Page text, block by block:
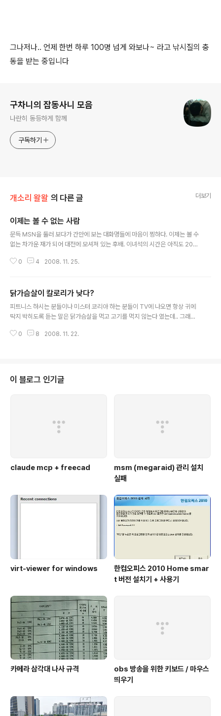
그나저나.. 언제 한번 하루 100명 넘게 와보나~ 라고 낚시질의 충
동을 받는 중입니다
구차니의 잡동사니 모음
나란히 동등하게 함께
구독하기
개소리 왈왈 의 다른 글 더보기
이제는 볼 수 없는 사람
문득 MSN을 둘러 보다가 간만에 보는 대화명들에 마음이 찡하다. 이제는 볼 수
없는 차가운 재가 되어 대전에 모셔져 있는 후배. 이녀석의 시간은 아직도 200
기를 한다. 절대 군대에서 능력 100% 보이지 말고, 적당히 남들 하는 만큼만 해
주일을 앓다가 저 세상으로 가버린 내가 가장 아끼던 남자 후배이다. 나랑은 손
발이 착착 맞을 정도로 남일을 무시하지 못하고 앞서서 도와주는 성격이라 군대
갈때에도 부디 나 처럼 고생하지 말고, 튀지 말고 적당하게 남들 하는 만큼만..
0 4 2008. 11. 25.
닭가슴살이 칼로리가 낮다?
피트니스 하시는 분들이나 미스터 코리아 하는 분들이 TV에 나오면 항상 귀에
딱지 박히도록 듣는 말은 닭가슴살을 먹고 고기를 먹지 않는다 였는데.. 그래서
개당 900원 정도의 가격으로 나온 듯 한데, 이 기간이 지나면 얼마가 되려나..
려면 그냥 풀이나 먹어야 겠다. 닭가슴살이 생각보다 칼로리가 높구나아 OTL
0 8 2008. 11. 22.
이 블로그 인기글
claude mcp + freecad
msm (megaraid) 관리 설치
실패
virt-viewer for windows
한컴오피스 2010 Home smar
t 버전 설치기 + 사용기
카메라 삼각대 나사 규격
obs 방송을 위한 키보드 / 마우스
띄우기